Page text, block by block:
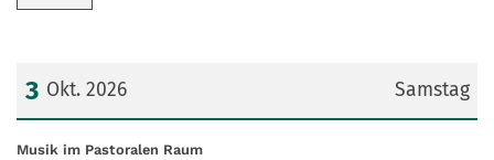
Samstag
3 Okt. 2026
Datum: 3. Oktober 2026
Musik im Pastoralen Raum: